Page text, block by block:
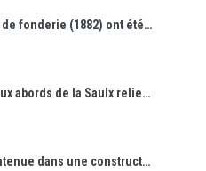
L'atelier mécanique et la halle de fonderie (1882) ont été reconvertis en espaces de formation.
Les passerelles suspendues aux abords de la Saulx relient les différents bâtiments.
La salle de conférence est contenue dans une construction en bois dans le volume des anciennes écuries.